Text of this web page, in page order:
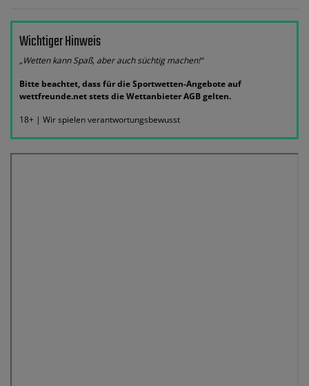
Wichtiger Hinweis
„Wetten kann Spaß, aber auch süchtig machen!“
Bitte beachtet, dass für die Sportwetten-Angebote auf
wettfreunde.net stets die Wettanbieter AGB gelten.
18+ | Wir spielen verantwortungsbewusst